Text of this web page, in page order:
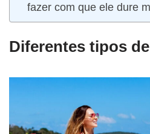
fazer com que ele dure
Diferentes tipos